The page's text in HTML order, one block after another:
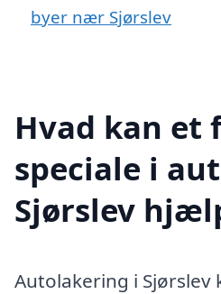
byer nær Sjørslev
Hvad kan et
speciale i
Sjørslev
Autolakering i Sjørslev